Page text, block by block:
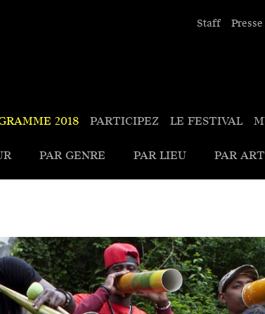
2018
PAR GENRE PAR LIEU PAR
PARTICIPEZ LE FESTIVAL
Staff Presse